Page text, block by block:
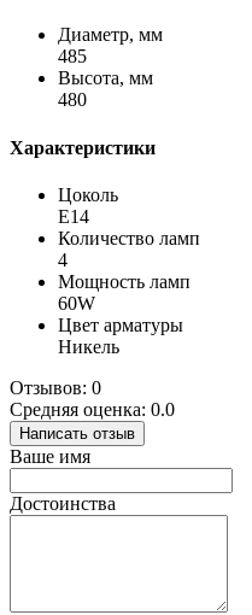
Диаметр, мм
485
Высота, мм
480
Характеристики
Цоколь
Е14
Количество ламп
4
Мощность ламп
60W
Цвет арматуры
Никель
Отзывов: 0
Средняя оценка: 0.0
Написать отзыв
Ваше имя
Достоинства